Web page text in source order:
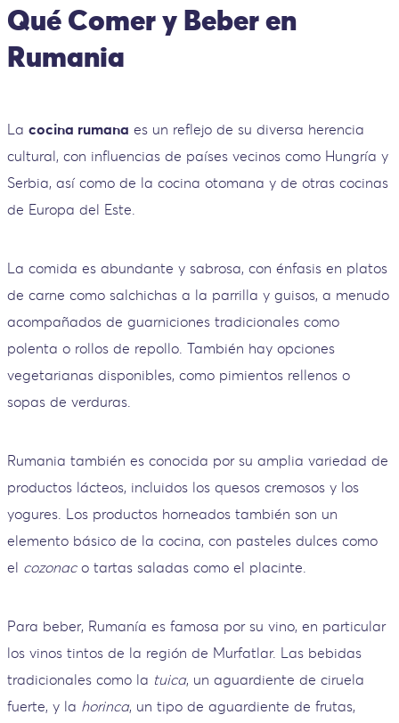
Qué Comer y Beber en
Rumania
La cocina rumana es un reflejo de su diversa herencia
cultural, con influencias de países vecinos como Hungría y
Serbia, así como de la cocina otomana y de otras cocinas
de Europa del Este.
La comida es abundante y sabrosa, con énfasis en platos
de carne como salchichas a la parrilla y guisos, a menudo
acompañados de guarniciones tradicionales como
polenta o rollos de repollo. También hay opciones
vegetarianas disponibles, como pimientos rellenos o
sopas de verduras.
Rumania también es conocida por su amplia variedad de
productos lácteos, incluidos los quesos cremosos y los
yogures. Los productos horneados también son un
elemento básico de la cocina, con pasteles dulces como
el cozonaco tartas saladas como el placinte.
Para beber, Rumanía es famosa por su vino, en particular
los vinos tintos de la región de Murfatlar. Las bebidas
tradicionales como la tuica, un aguardiente de ciruela
fuerte, y la horinca, un tipo de aguardiente de frutas,